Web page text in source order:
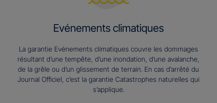
Evénements climatiques
La garantie Evénements climatiques couvre les dommages
résultant d’une tempête, d’une inondation, d’une avalanche,
de la grêle ou d’un glissement de terrain. En cas d’arrêté du
Journal Officiel, c’est la garantie Catastrophes naturelles qui
s’applique.